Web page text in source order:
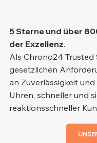
5 Sterne und über
der Exzellenz.
Als Chrono24 Trusted
gesetzlichen
an Zuverlässigkeit
Uhren, schneller und
reaktionsschneller